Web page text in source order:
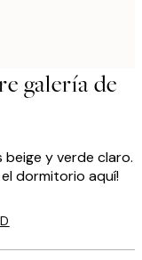
galería de
beige y verde claro.
dormitorio aquí!